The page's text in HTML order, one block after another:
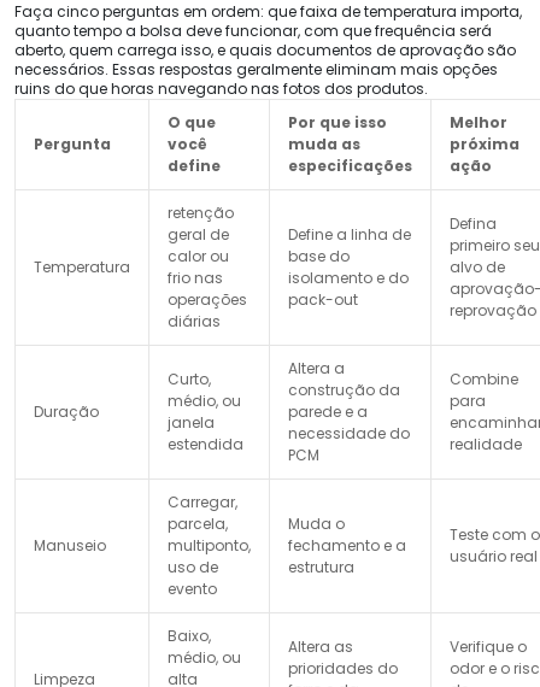
Faça cinco perguntas em ordem: que faixa de temperatura importa,
quanto tempo a bolsa deve funcionar, com que frequência será
aberto, quem carrega isso, e quais documentos de aprovação são
necessários. Essas respostas geralmente eliminam mais opções
ruins do que horas navegando nas fotos dos produtos.
Pergunta
O que
você
define
Por que isso
muda as
especificações
Melhor
próxima
ação
Temperatura
retenção
geral de
calor ou
frio nas
operações
diárias
Define a linha de
base do
isolamento e do
pack-out
Defina
primeiro seu
alvo de
reprovação
Duração
Curto,
médio, ou
janela
estendida
Altera a
construção da
parede e a
necessidade do
PCM
Combine
para
realidade
Manuseio
Carregar,
parcela,
multiponto,
uso de
evento
Muda o
fechamento e a
estrutura
Teste com o
usuário real
Limpeza
Baixo,
médio, ou
alta
Altera as
prioridades do
Verifique o
odor e o